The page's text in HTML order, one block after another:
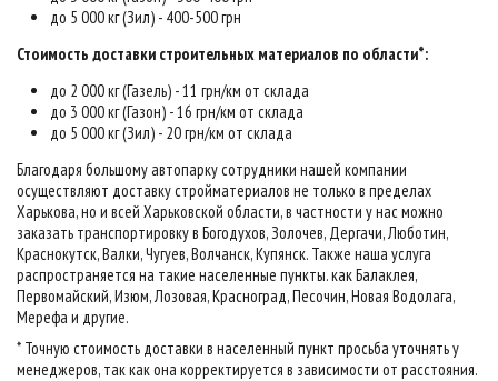
до 5 000 кг (Зил) - 400-500 грн
Стоимость доставки строительных материалов по области*:
до 2 000 кг (Газель) - 11 грн/км от склада
до 3 000 кг (Газон) - 16 грн/км от склада
до 5 000 кг (Зил) - 20 грн/км от склада
Благодаря большому автопарку сотрудники нашей компании
осуществляют доставку стройматериалов не только в пределах
Харькова, но и всей Харьковской области, в частности у нас можно
заказать транспортировку в Богодухов, Золочев, Дергачи, Люботин,
Краснокутск, Валки, Чугуев, Волчанск, Купянск. Также наша услуга
распространяется на такие населенные пункты. как Балаклея,
Первомайский, Изюм, Лозовая, Красноград, Песочин, Новая Водолага,
Мерефа и другие.
* Точную стоимость доставки в населенный пункт просьба уточнять у
менеджеров, так как она корректируется в зависимости от расстояния.